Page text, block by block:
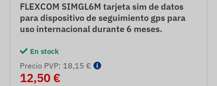
FLEXCOM SIMGL6M tarjeta sim de datos
para dispositivo de seguimiento gps para
uso internacional durante 6 meses.
En stock
Precio PVP: 18,15 €
12,50 €